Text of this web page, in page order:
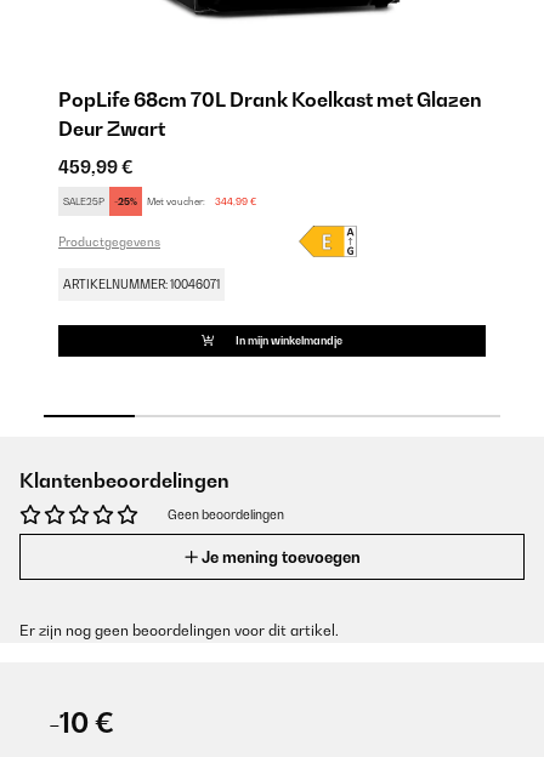
PopLife 68cm 70L Drank Koelkast met Glazen
Deur Zwart
459,99 €
SALE25P -25% Met voucher: 344,99 €
Productgegevens
ARTIKELNUMMER: 10046071
In mijn winkelmandje
Klantenbeoordelingen
Geen beoordelingen
Je mening toevoegen
Er zijn nog geen beoordelingen voor dit artikel.
-10 €